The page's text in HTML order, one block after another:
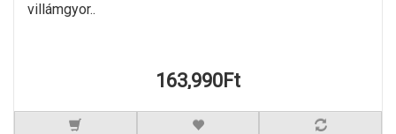
villámgyor..
163,990Ft